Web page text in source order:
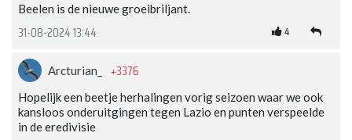
Beelen is de nieuwe groeibriljant.
31-08-2024 13:44 4
Arcturian_ +3376
Hopelijk een beetje herhalingen vorig seizoen waar we ook
kansloos onderuitgingen tegen Lazio en punten verspeelde
in de eredivisie